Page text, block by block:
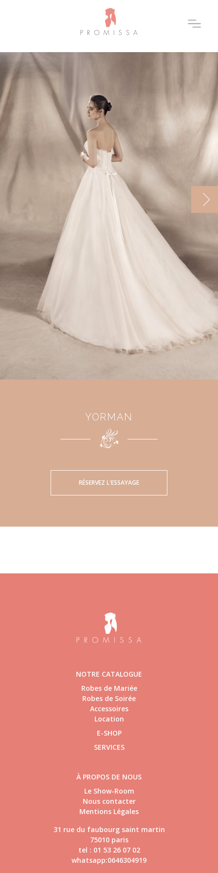
YORMAN
RÉSERVEZ L'ESSAYAGE
NOTRE CATALOGUE
Robes de Mariée
Robes de Soirée
Accessoires
Location
E-SHOP
SERVICES
À PROPOS DE NOUS
Le Show-Room
Nous contacter
Mentions Légales
31 rue du faubourg saint martin
75010 paris
tel : 01 53 26 07 02
whatsapp:0646304919